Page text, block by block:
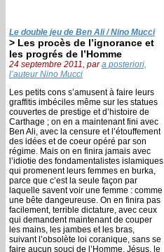
Le double jeu de Ben Ali / Nino Mucci
> Les procès de l’ignorance et
les progrés de l’Homme
24 septembre 2011, para posteriori,
l’auteur Nino Mucci
Les petits cons s’amusent à faire leurs
graffitis imbéciles même sur les statues
couvertes de prestige et d’histoire de
Carthage ; on en a maintenant fini avec
Ben Ali, avec la censure et l’étouffement
des idées et de coeur opéré par son
régime. Mais on en finira jamais avec
l’idiotie des fondamentalistes islamiques
qui promenent leurs femmes en burka,
parce que c’est la seule façon par
laquelle savent voir une femme : comme
une bête dangeureuse. On en finira pas
facilement, terrible dictature, avec ceux
qui demandent maintenant de couper
les mains, les jambes et les bras,
suivant l’obsolète loi coranique, sans se
faire aucun souci de l’Homme. Jésus, le